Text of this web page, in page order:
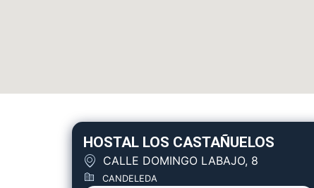
HOSTAL LOS CASTAÑUELOS
CALLE DOMINGO LABAJO, 8
CANDELEDA